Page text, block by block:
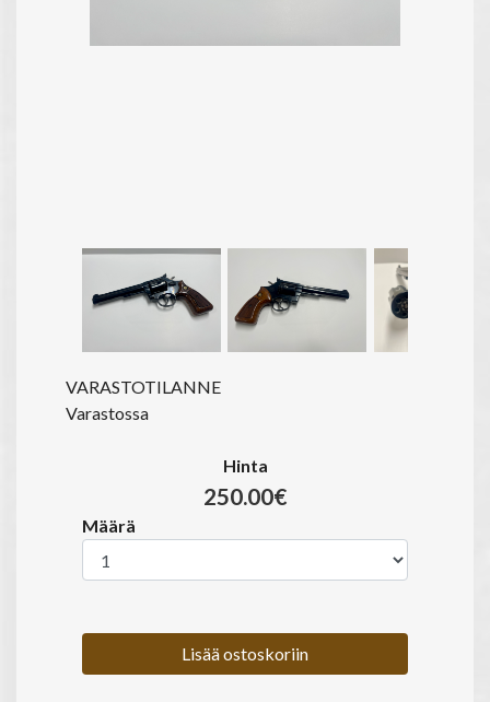
VARASTOTILANNE
Varastossa
Hinta
250.00€
Määrä
Lisää ostoskoriin